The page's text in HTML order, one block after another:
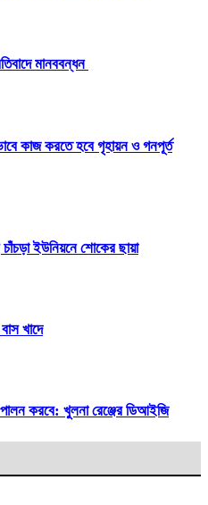
মানববন্ধন
কাজ করতে হবে গৃহায়ন ও গনপূর্ত
ইউনিয়নে শোকের ছায়া
খাদে
করবে: খুলনা রেঞ্জের ডিআইজি